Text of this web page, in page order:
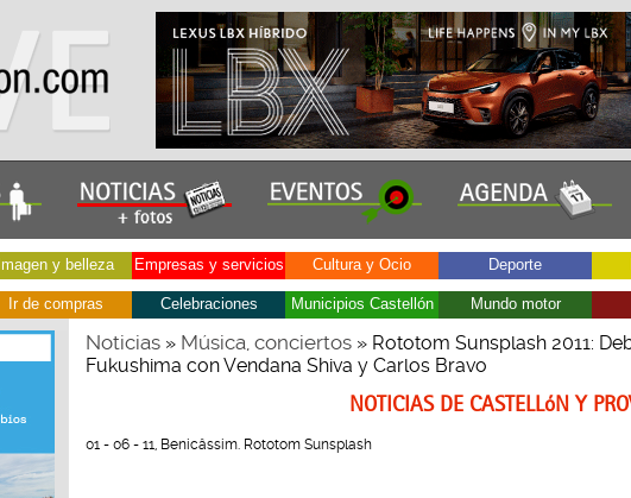
Imagen y belleza Empresas y servicios Cultura y Ocio Deporte
Ir de compras Celebraciones Municipios Castellón Mundo motor
Noticias» Música, conciertos» Rototom Sunsplash 2011:
Fukushima con Vendana Shiva y Carlos Bravo
NOTICIAS DE CASTELLóN Y
01 - 06 - 11, Benicâssim. Rototom Sunsplash